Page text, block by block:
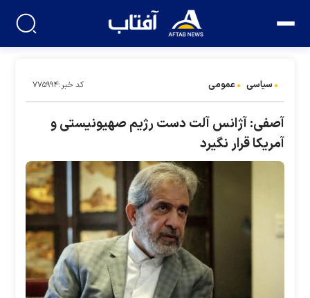
سیاسی عمومی کد خبر:۷۷۵۹۹۴
آصفی: آژانس آلت دست رژیم صهیونیستی و
آمریکا قرار نگیرد